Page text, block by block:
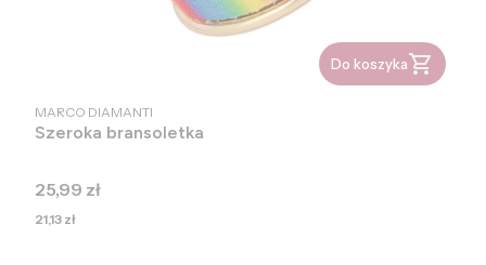
Do koszyka
PRODUCENT
MARCO DIAMANTI
Szeroka bransoletka
Cena
25,99 zł
Cena
21,13 zł